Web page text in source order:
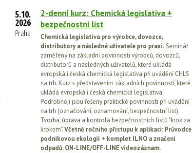
5.10.
2026
Praha
2-denní kurz: Chemická legislativa +
bezpečnostní list
Chemická legislativa pro výrobce, dovozce,
distributory a následné uživatele pro praxi.Seminář
zaměřený na základní povinnosti výrobců, dovozců,
distributorů a následných uživatelů, které ukládá
evropská i česká chemická legislativa při uvádění CHLS
na trh. Kurz s představením základních povinností, které
ukládá evropská i česká chemická legislativa.
Podrobněji jsou řešeny praktické povinnosti při uvádění
na trh (označování, oznamování, bezpečnostní list).
Tvorba, úprava a kontrola bezpečnostních listů "krok za
krokem".Včetně ročního přístupu k aplikaci: Průvodce
podnikovou ekologií + komplet ILNO a značení
odpadů. ON-LINE/OFF-LINE videozáznam.